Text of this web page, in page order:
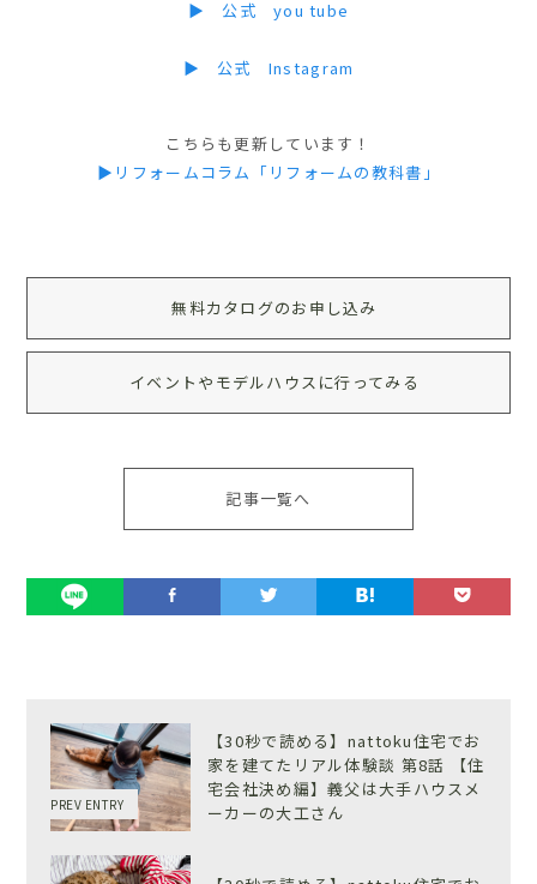
▶ 公式 you tube
▶ 公式 Instagram
こちらも更新しています！
▶リフォームコラム「リフォームの教科書」
無料カタログのお申し込み
イベントやモデルハウスに行ってみる
記事一覧へ
PREV ENTRY
【30秒で読める】nattoku住宅でお
家を建てたリアル体験談 第8話 【住
宅会社決め編】義父は大手ハウスメ
ーカーの大工さん